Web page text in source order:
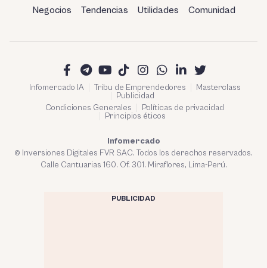
Negocios Tendencias Utilidades Comunidad
Infomercado IA Tribu de Emprendedores
Masterclass
Publicidad
Condiciones Generales
Políticas de privacidad
Principios éticos
Infomercado
© Inversiones Digitales FVR SAC. Todos los derechos reservados.
Calle Cantuarias 160. Of. 301. Miraflores, Lima-Perú.
PUBLICIDAD